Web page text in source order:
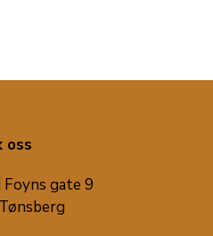
oss
Foyns gate 9